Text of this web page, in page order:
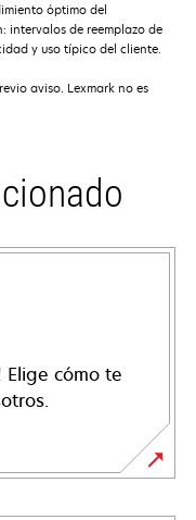
óptimo del
intervalos de reemplazo de
y uso típico del cliente.
aviso. Lexmark no es
cómo te